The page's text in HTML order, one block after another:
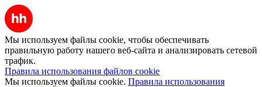
Мы используем файлы cookie, чтобы обеспечивать
правильную работу нашего веб-сайта и анализировать сетевой
трафик.
Правила использования файлов cookie
Мы используем файлы cookie. Правила использования